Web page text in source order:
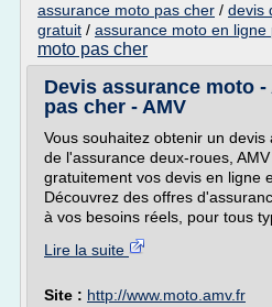
assurance moto pas cher / devis
gratuit / assurance moto en ligne
moto pas cher
Devis assurance moto
pas cher - AMV
Vous souhaitez obtenir un
de l'assurance deux-roues,
gratuitement vos devis en ligne
Découvrez des offres
à vos besoins réels, pour tous
Lire la suite
Site : http://www.moto.amv.fr